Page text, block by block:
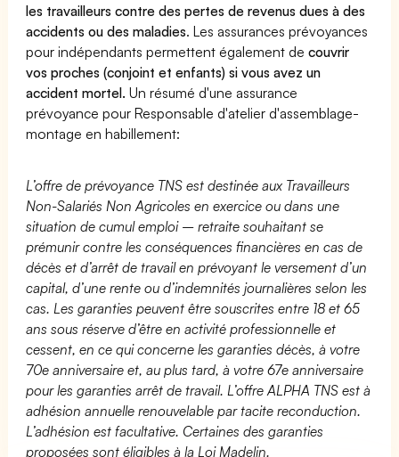
les travailleurs contre des pertes de revenus dues à des
accidents ou des maladies. Les assurances prévoyances
pour indépendants permettent également decouvrir
vos proches (conjoint et enfants) si vous avez un
accident mortel. Un résumé d'une assurance
prévoyance pour Responsable d'atelier d'assemblage-
montage en habillement:
L’offre de prévoyance TNS est destinée aux Travailleurs
Non-Salariés Non Agricoles en exercice ou dans une
situation de cumul emploi – retraite souhaitant se
prémunir contre les conséquences financières en cas de
décès et d’arrêt de travail en prévoyant le versement d’un
capital, d’une rente ou d’indemnités journalières selon les
cas. Les garanties peuvent être souscrites entre 18 et 65
ans sous réserve d’être en activité professionnelle et
cessent, en ce qui concerne les garanties décès, à votre
70e anniversaire et, au plus tard, à votre 67e anniversaire
pour les garanties arrêt de travail. L’offre ALPHA TNS est à
adhésion annuelle renouvelable par tacite reconduction.
L’adhésion est facultative. Certaines des garanties
proposées sont éligibles à la Loi Madelin.